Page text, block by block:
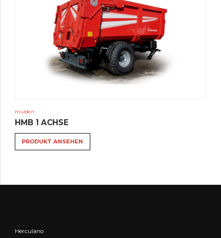
mulden
HMB 1 ACHSE
PRODUKT ANSEHEN
Herculano